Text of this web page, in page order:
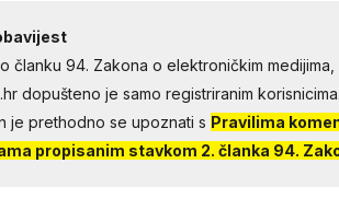
članku 94. Zakona o elektroničkim
dopušteno je samo registriranim
je prethodno se upoznati s Pravilima
propisanim stavkom 2. članka 94.